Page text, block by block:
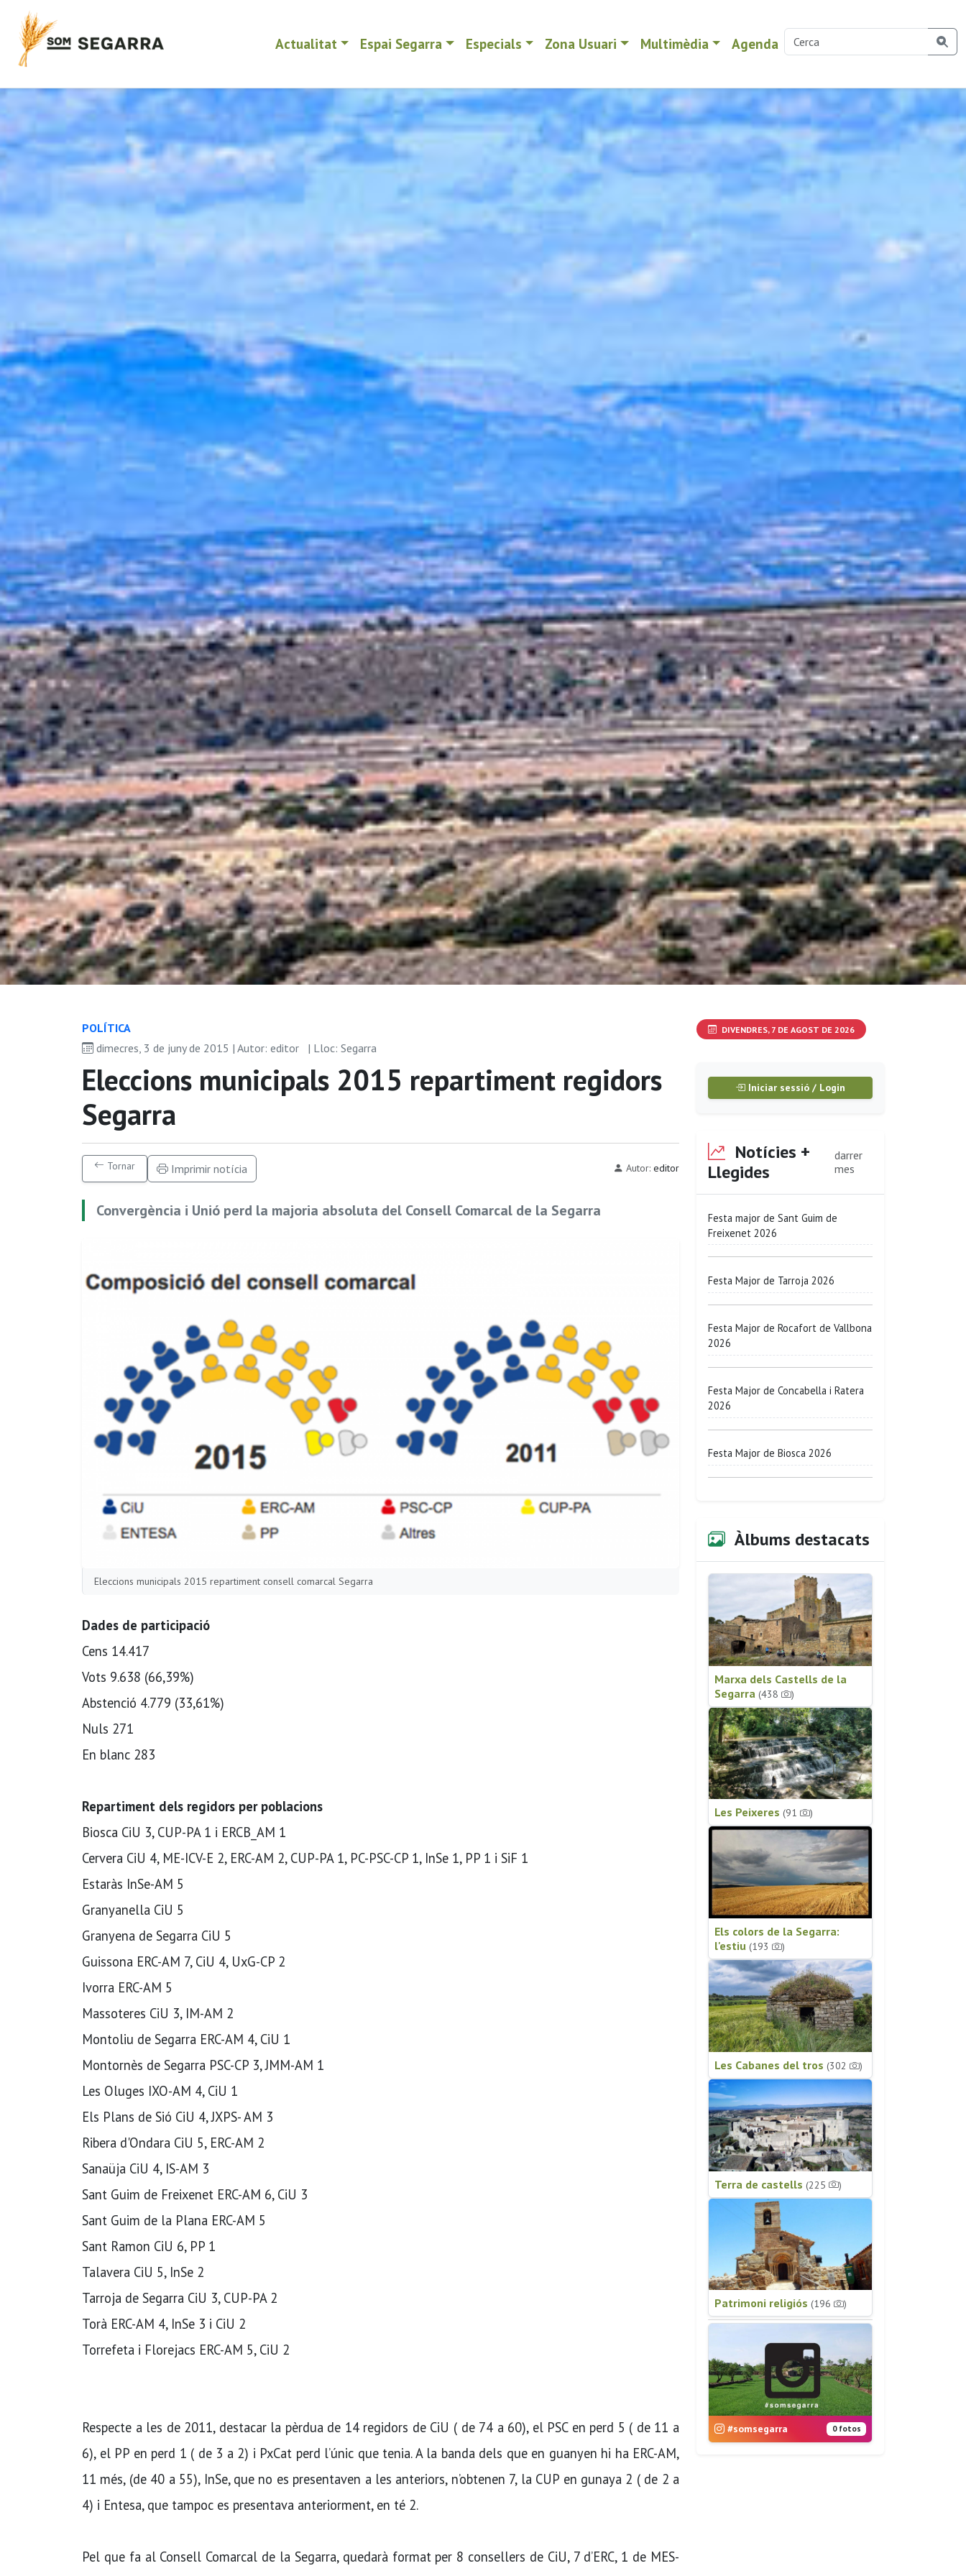
Actualitat Espai Segarra Especials Zona Usuari Multimèdia Agenda
POLÍ­TICA
dimecres, 3 de juny de 2015 | Autor: editor
| Lloc: Segarra
Eleccions municipals 2015 repartiment regidors
Segarra
Tornar Imprimir notícia Autor: editor
Convergència i Unió perd la majoria absoluta del Consell Comarcal de la Segarra
Eleccions municipals 2015 repartiment consell comarcal Segarra
Dades de participació
Cens 14.417
Vots 9.638 (66,39%)
Abstenció 4.779 (33,61%)
Nuls 271
En blanc 283
Repartiment dels regidors per poblacions
Biosca CiU 3, CUP-PA 1 i ERCB_AM 1
Cervera CiU 4, ME-ICV-E 2, ERC-AM 2, CUP-PA 1, PC-PSC-CP 1, InSe 1, PP 1 i SiF 1
Estaràs InSe-AM 5
Granyanella CiU 5
Granyena de Segarra CiU 5
Guissona ERC-AM 7, CiU 4, UxG-CP 2
Ivorra ERC-AM 5
Massoteres CiU 3, IM-AM 2
Montoliu de Segarra ERC-AM 4, CiU 1
Montornès de Segarra PSC-CP 3, JMM-AM 1
Les Oluges IXO-AM 4, CiU 1
Els Plans de Sió CiU 4, JXPS- AM 3
Ribera d'Ondara CiU 5, ERC-AM 2
Sanaüja CiU 4, IS-AM 3
Sant Guim de Freixenet ERC-AM 6, CiU 3
Sant Guim de la Plana ERC-AM 5
Sant Ramon CiU 6, PP 1
Talavera CiU 5, InSe 2
Tarroja de Segarra CiU 3, CUP-PA 2
Torà ERC-AM 4, InSe 3 i CiU 2
Torrefeta i Florejacs ERC-AM 5, CiU 2
Respecte a les de 2011, destacar la pèrdua de 14 regidors de CiU ( de 74 a 60), el PSC en perd 5 ( de 11 a
6), el PP en perd 1 ( de 3 a 2) i PxCat perd l’únic que tenia. A la banda dels que en guanyen hi ha ERC-AM,
11 més, (de 40 a 55), InSe, que no es presentaven a les anteriors, n’obtenen 7, la CUP en gunaya 2 ( de 2 a
4) i Entesa, que tampoc es presentava anteriorment, en té 2.
Pel que fa al Consell Comarcal de la Segarra, quedarà format per 8 consellers de CiU, 7 d’ERC, 1 de MES-
DIVENDRES, 7 DE AGOST DE 2026
Iniciar sessió / Login
Notícies +
Llegides
darrer
mes
Festa major de Sant Guim de
Freixenet 2026
Festa Major de Tarroja 2026
Festa Major de Rocafort de Vallbona
2026
Festa Major de Concabella i Ratera
2026
Festa Major de Biosca 2026
Àlbums destacats
Marxa dels Castells de la
Segarra (438 )
Les Peixeres (91 )
Els colors de la Segarra:
l'estiu (193 )
Les Cabanes del tros (302 )
Terra de castells (225 )
Patrimoni religiós (196 )
#somsegarra 0 fotos